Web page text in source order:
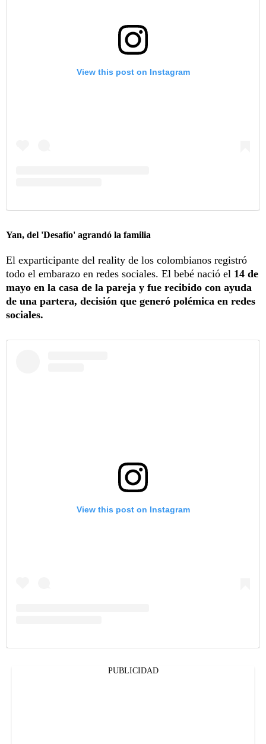
View this post on Instagram
Yan, del 'Desafío' agrandó la familia
El exparticipante del reality de los colombianos registró
todo el embarazo en redes sociales. El bebé nació el 14 de
mayo en la casa de la pareja y fue recibido con ayuda
de una partera, decisión que generó polémica en redes
sociales.
View this post on Instagram
PUBLICIDAD